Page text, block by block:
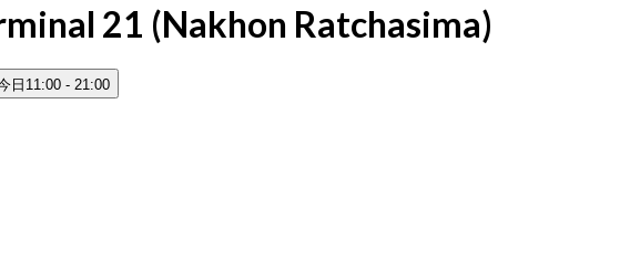
21 (Nakhon Ratchasima)
日 11:00 - 21:00